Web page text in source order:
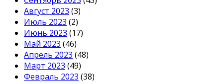
Август 2023 (3)
Июль 2023 (2)
Июнь 2023 (17)
Май 2023 (46)
Апрель 2023 (48)
Март 2023 (49)
Февраль 2023 (38)